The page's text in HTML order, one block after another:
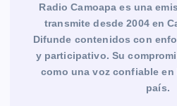
Radio Camoapa es una
transmite desde 2004 en
Difunde contenidos con
y participativo. Su
como una voz confiable
país.